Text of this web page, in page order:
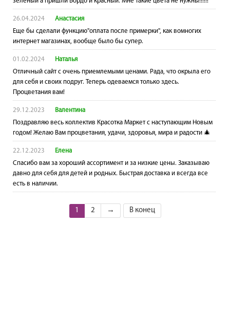
26.04.2024
Анастасия
Еще бы сделали функцию"оплата после примерки", как вомногих
интернет магазинах, вообще было бы супер.
01.02.2024
Наталья
Отличный сайт с очень приемлемыми ценами. Рада, что окрыла его
для себя и своих подруг. Теперь одеваемся только здесь.
Процветания вам!
29.12.2023
Валентина
Поздравляю весь коллектив Красотка Маркет с наступающим Новым
годом! Желаю Вам процветания, удачи, здоровья, мира и радости 🎄
22.12.2023
Елена
Спасибо вам за хороший ассортимент и за низкие цены. Заказываю
давно для себя для детей и родных. Быстрая доставка и всегда все
есть в наличии.
1 2 → В конец